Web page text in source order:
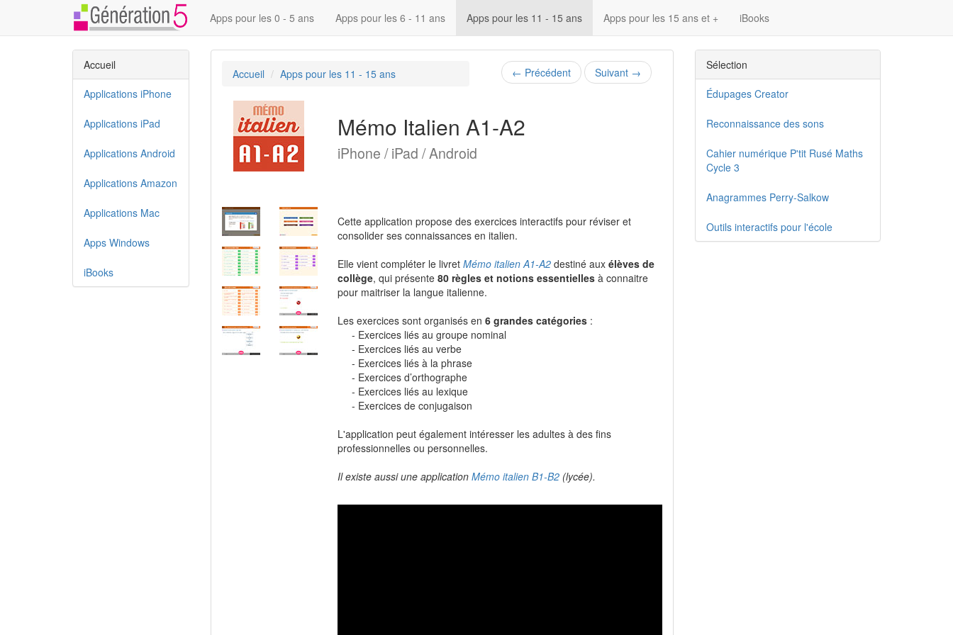
Apps pour les 0 - 5 ans Apps pour les 6 - 11 ans Apps pour les 11 - 15 ans Apps pour les 15 ans et + iBooks
Sélection
Édupages Creator
Reconnaissance des sons
Cahier numérique P'tit Rusé Maths
Cycle 3
Anagrammes Perry-Salkow
Outils interactifs pour l'école
Accueil Apps pour les 11 - 15 ans ← Précédent Suivant →
Mémo Italien A1-A2
iPhone / iPad / Android
Cette application propose des exercices interactifs pour réviser et
consolider ses connaissances en italien.
Elle vient compléter le livret Mémo italien A1-A2 destiné aux élèves de
collège, qui présente 80 règles et notions essentiellesà connaitre
pour maitriser la langue italienne.
Les exercices sont organisés en 6 grandes catégories:
- Exercices liés au groupe nominal
- Exercices liés au verbe
- Exercices liés à la phrase
- Exercices d’orthographe
- Exercices liés au lexique
- Exercices de conjugaison
L'application peut également intéresser les adultes à des fins
professionnelles ou personnelles.
Il existe aussi une application Mémo italien B1-B2(lycée).
Accueil
Applications iPhone
Applications iPad
Applications Android
Applications Amazon
Applications Mac
Apps Windows
iBooks